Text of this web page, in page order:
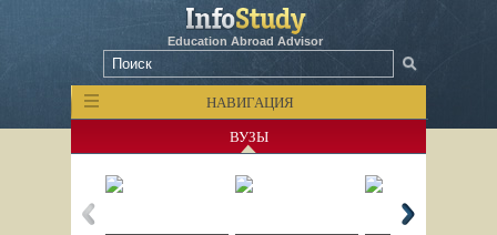
Education Abroad Advisor
НАВИГАЦИЯ
ВУЗЫ